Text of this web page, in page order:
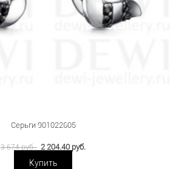
Серьги 901022605
3 674 руб. 2 204.40 руб.
Купить